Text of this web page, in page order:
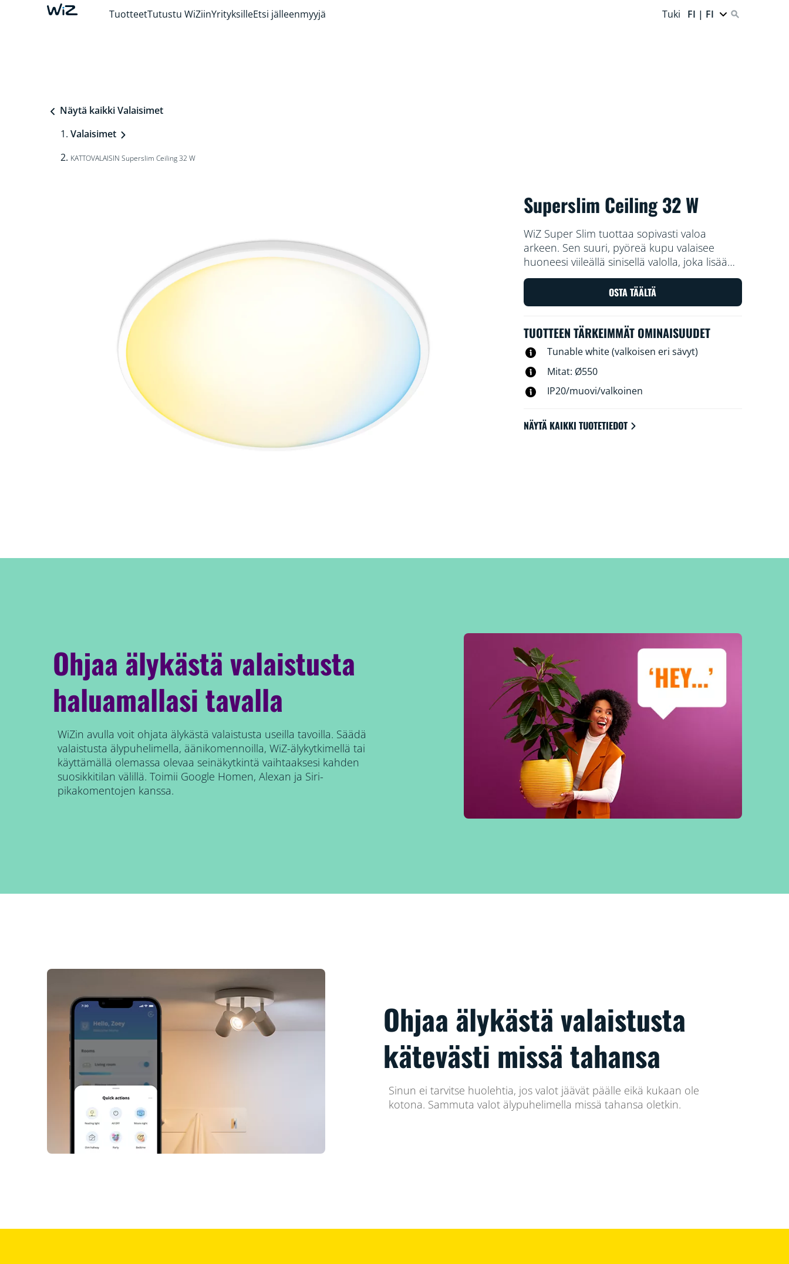
TuotteetTutustu WiZiinYrityksilleEtsi jälleenmyyjä Tuki FI | FI
Näytä kaikki Valaisimet
Valaisimet
KATTOVALAISIN Superslim Ceiling 32 W
Superslim Ceiling 32 W
WiZ Super Slim tuottaa sopivasti valoa
arkeen. Sen suuri, pyöreä kupu valaisee
huoneesi viileällä sinisellä valolla, joka lisää
vireyttä ja keskittymiskykyä, ja himmennee
lämpimän sävyiseksi, mikä auttaa sinua
rentoutumaan.
OSTA TÄÄLTÄ
TUOTTEEN TÄRKEIMMÄT OMINAISUUDET
Tunable white (valkoisen eri sävyt)
Mitat: Ø550
IP20/muovi/valkoinen
NÄYTÄ KAIKKI TUOTETIEDOT
Ohjaa älykästä valaistusta
haluamallasi tavalla
WiZin avulla voit ohjata älykästä valaistusta useilla tavoilla. Säädä
valaistusta älypuhelimella, äänikomennoilla, WiZ-älykytkimellä tai
käyttämällä olemassa olevaa seinäkytkintä vaihtaaksesi kahden
suosikkitilan välillä. Toimii Google Homen, Alexan ja Siri-
pikakomentojen kanssa.
Ohjaa älykästä valaistusta
kätevästi missä tahansa
Sinun ei tarvitse huolehtia, jos valot jäävät päälle eikä kukaan ole
kotona. Sammuta valot älypuhelimella missä tahansa oletkin.